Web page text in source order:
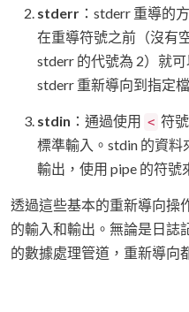
stderr ：stderr 重導的
在重導符號之前（沒有
stderr 的代號為 2）就
stderr 重新導向到指定
stdin ：通過使用 < 符
標準輸入。stdin 的資
輸出，使用 pipe 的符號
透過這些基本的重新導向操
的輸入和輸出。無論是日誌
的數據處理管道，重新導向